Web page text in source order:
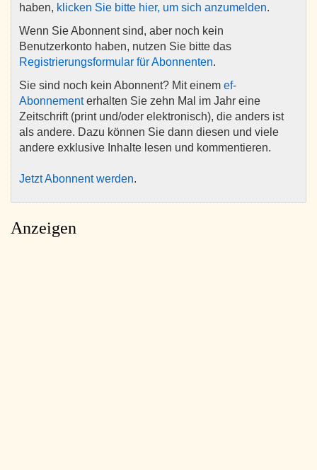
haben, klicken Sie bitte hier, um sich anzumelden.
Wenn Sie Abonnent sind, aber noch kein
Benutzerkonto haben, nutzen Sie bitte das
Registrierungsformular für Abonnenten.
Sie sind noch kein Abonnent? Mit einem ef-
Abonnementerhalten Sie zehn Mal im Jahr eine
Zeitschrift (print und/oder elektronisch), die anders ist
als andere. Dazu können Sie dann diesen und viele
andere exklusive Inhalte lesen und kommentieren.
Jetzt Abonnent werden.
Anzeigen